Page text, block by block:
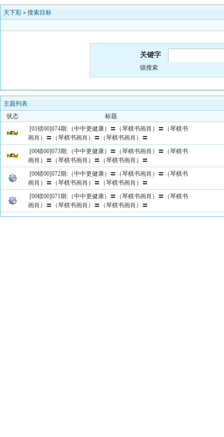
天下彩 » 搜索目标
关键字
级搜索
主题列表
状态
标题
[01错00]074期:（中中更健康）〓（琴棋书画肖）〓（琴棋书
画肖）〓（琴棋书画肖）〓（琴棋书画肖）〓
[00错00]073期:（中中更健康）〓（琴棋书画肖）〓（琴棋书
画肖）〓（琴棋书画肖）〓（琴棋书画肖）〓
[00错00]072期:（中中更健康）〓（琴棋书画肖）〓（琴棋书
画肖）〓（琴棋书画肖）〓（琴棋书画肖）〓
[00错00]071期:（中中更健康）〓（琴棋书画肖）〓（琴棋书
画肖）〓（琴棋书画肖）〓（琴棋书画肖）〓